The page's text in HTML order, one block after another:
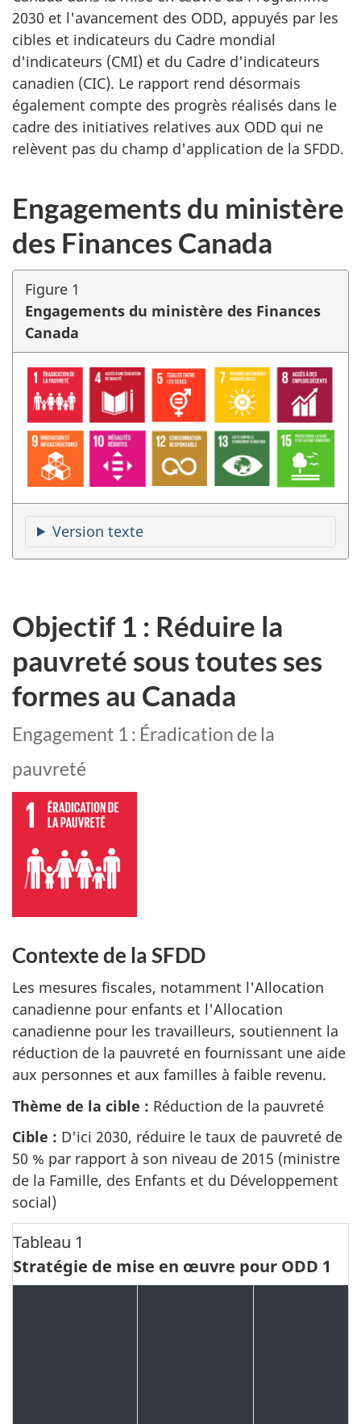
2030 et l'avancement des ODD, appuyés par les
cibles et indicateurs du Cadre mondial
d'indicateurs (CMI) et du Cadre d'indicateurs
canadien (CIC). Le rapport rend désormais
également compte des progrès réalisés dans le
cadre des initiatives relatives aux ODD qui ne
relèvent pas du champ d'application de la SFDD.
Engagements du ministère
des Finances Canada
Figure 1
Engagements du ministère des Finances
Canada
Version texte
Objectif 1 : Réduire la
pauvreté sous toutes ses
formes au Canada
Engagement 1 : Éradication de la
pauvreté
Contexte de la SFDD
Les mesures fiscales, notamment l'Allocation
canadienne pour enfants et l'Allocation
canadienne pour les travailleurs, soutiennent la
réduction de la pauvreté en fournissant une aide
aux personnes et aux familles à faible revenu.
Thème de la cible : Réduction de la pauvreté
Cible : D'ici 2030, réduire le taux de pauvreté de
50 % par rapport à son niveau de 2015 (ministre
de la Famille, des Enfants et du Développement
social)
Tableau 1
Stratégie de mise en œuvre pour ODD 1